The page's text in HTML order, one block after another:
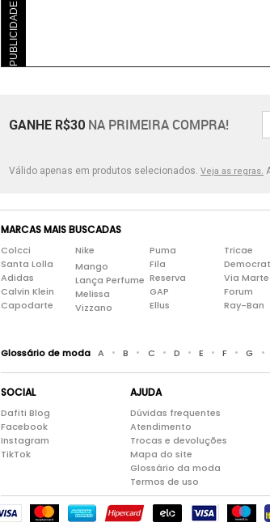
PUBLICIDADE
GANHE R$30 NA PRIMEIRA COMPRA!
Válido apenas em produtos selecionados. Veja as regras.
MARCAS MAIS BUSCADAS
Colcci
Santa Lolla
Adidas
Calvin Klein
Capodarte
Nike
Mango
Lança Perfume
Melissa
Vizzano
Puma
Fila
Reserva
GAP
Ellus
Tricae
Via Marte
Forum
Ray-Ban
Glossário de moda A • B • C • D • E • F • G •
SOCIAL
Dafiti Blog
Facebook
Instagram
TikTok
AJUDA
Dúvidas frequentes
Atendimento
Trocas e devoluções
Mapa do site
Glossário da moda
Termos de uso